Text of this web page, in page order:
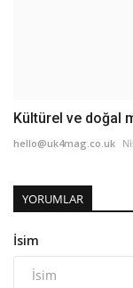
Kültürel ve doğal
hello@uk4mag.co.uk
YORUMLAR
İsim